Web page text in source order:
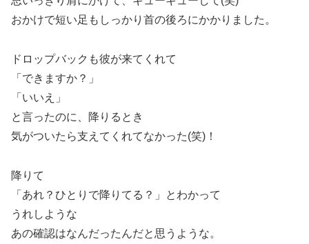
おかけで短い足もしっかり首の後ろにかかりました。
ドロップバックも彼が来てくれて
「できますか？」
「いいえ」
と言ったのに、降りるとき
気がついたら支えてくれてなかった(笑)！
降りて
「あれ？ひとりで降りてる？」とわかって
うれしような
あの確認はなんだったんだと思うような。